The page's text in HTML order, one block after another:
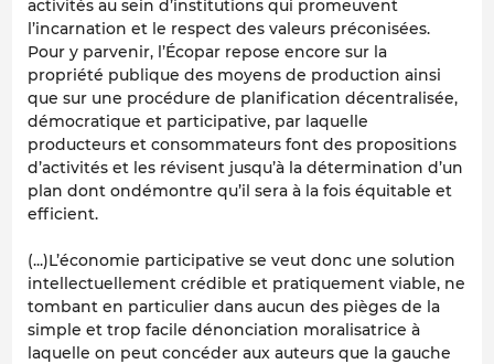
activités au sein d’institutions qui promeuvent
l’incarnation et le respect des valeurs préconisées.
Pour y parvenir, l’Écopar repose encore sur la
propriété publique des moyens de production ainsi
que sur une procédure de planification décentralisée,
démocratique et participative, par laquelle
producteurs et consommateurs font des propositions
d’activités et les révisent jusqu’à la détermination d’un
plan dont ondémontre qu’il sera à la fois équitable et
efficient.
(...)L’économie participative se veut donc une solution
intellectuellement crédible et pratiquement viable, ne
tombant en particulier dans aucun des pièges de la
simple et trop facile dénonciation moralisatrice à
laquelle on peut concéder aux auteurs que la gauche